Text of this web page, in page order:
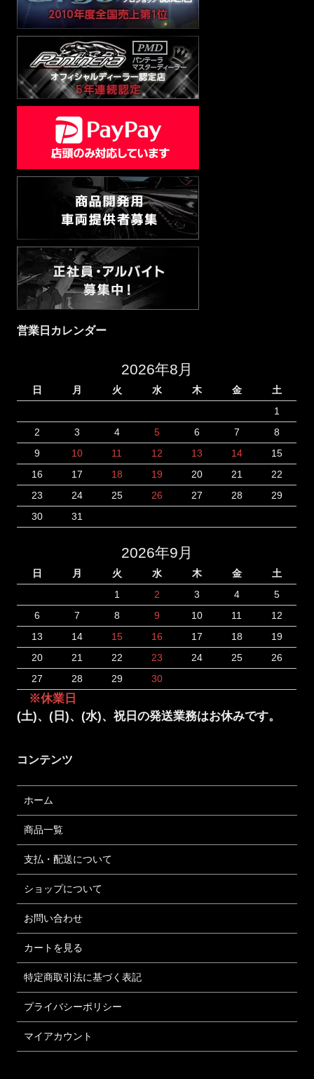
営業日カレンダー
2026年8月
日 月 火 水 木 金
土
1
2
3 4 5 6 7
8
9
10 11 12 13 14
15
16
17 18 19 20 21
22
23
24 25 26 27 28
29
30
31
2026年9月
日 月 火 水 木 金
土
1
2 3 4
5
6
7 8 9 10 11
12
13
14 15 16 17 18
19
20
21 22 23 24 25
26
27
28 29 30
※休業日
(土)、(日)、(水)、祝日の発送業務はお休みです。
コンテンツ
ホーム
商品一覧
支払・配送について
ショップについて
お問い合わせ
カートを見る
特定商取引法に基づく表記
プライバシーポリシー
マイアカウント